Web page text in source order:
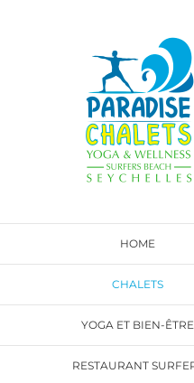
HOME
CHALETS
YOGA ET BIEN-ÊTRE
RESTAURANT